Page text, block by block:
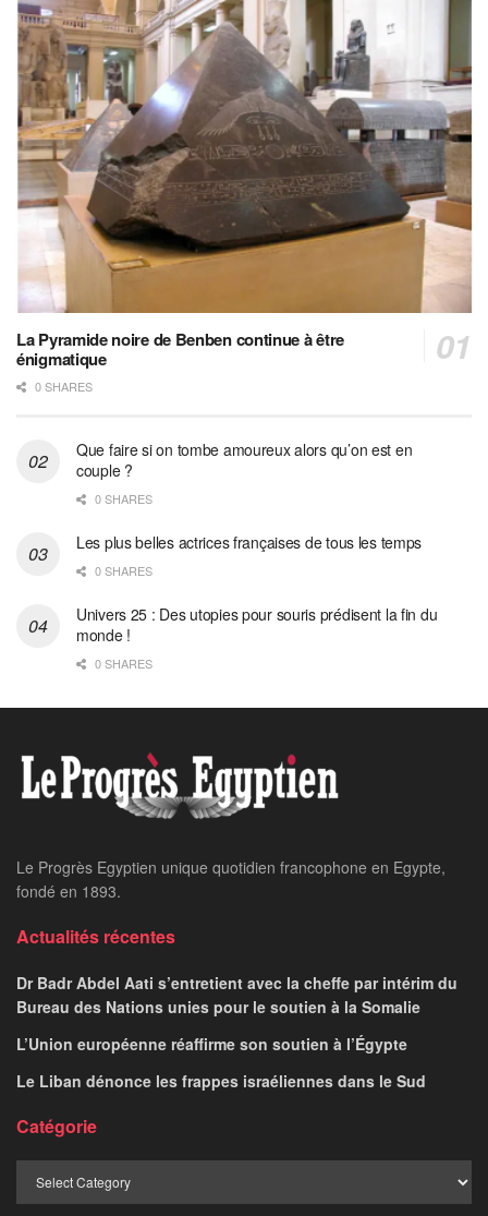
La Pyramide noire de Benben continue à être
énigmatique
0 SHARES
Que faire si on tombe amoureux alors qu’on est en
couple ?
0 SHARES
Les plus belles actrices françaises de tous les temps
0 SHARES
Univers 25 : Des utopies pour souris prédisent la fin du
monde !
0 SHARES
Le Progrès Egyptien unique quotidien francophone en Egypte,
fondé en 1893.
Actualités récentes
Dr Badr Abdel Aati s’entretient avec la cheffe par intérim du
Bureau des Nations unies pour le soutien à la Somalie
L’Union européenne réaffirme son soutien à l’Égypte
Le Liban dénonce les frappes israéliennes dans le Sud
Catégorie